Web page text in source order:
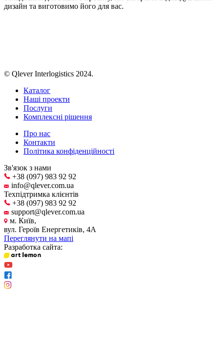
дизайн та виготовимо його для вас.
© Qlever Interlogistics 2024.
Каталог
Наші проекти
Послуги
Комплексні рішення
Про нас
Контакти
Політика конфіденційності
Зв'язок з нами
+38 (097) 983 92 92
info@qlever.com.ua
Техпідтримка клієнтів
+38 (097) 983 92 92
support@qlever.com.ua
м. Київ,
вул. Героїв Енергетиків, 4А
Переглянути на мапі
Разработка сайта: